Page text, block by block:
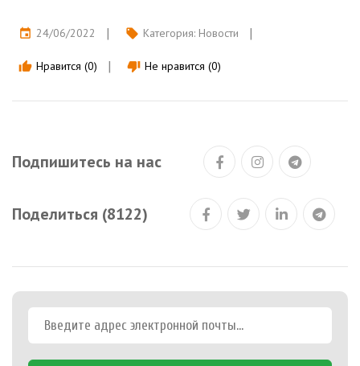
event 24/06/2022 local_offer Категория: Новости
thumb_up Нравится (0) thumb_down Не нравится (0)
Подпишитесь на нас
Поделиться (8122)